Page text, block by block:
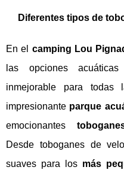
Diferentes tipos de
En el camping Lou
las opciones
inmejorable para todas
impresionante parque
emocionantes
Desde toboganes de
suaves para los más